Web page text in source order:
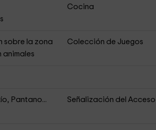
Cocina
sobre la zona
Colección de Juegos
animales
Pantano...
Señalización del Acceso